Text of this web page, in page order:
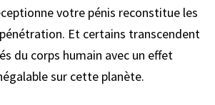
votre pénis reconstitue les
Et certains transcendent
du corps humain avec un effet
sur cette planète.